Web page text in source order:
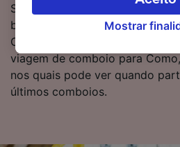
Se estiver pronto para reservar,
bilhetes de comboio baratos
Continue a ler para obter mais
viagem de comboio para
nos quais pode ver quando
últimos comboios.
suas escolhas (incluindo o
à aplicação do interesse
política de privacidade.
sinalizadas aos nossos
afetarão os dados de
Mostrar